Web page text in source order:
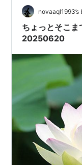
novaaql1993’s
ちょっとそこ
20250620